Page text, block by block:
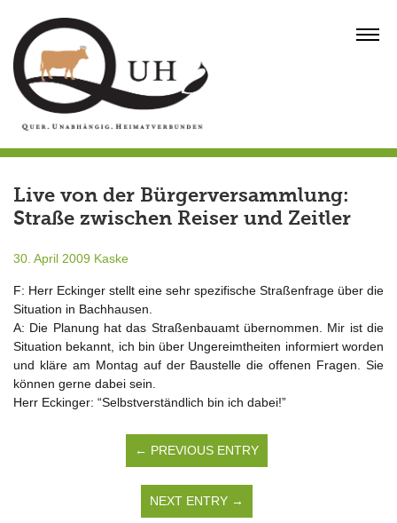
content
Live von der Bürgerversammlung:
Straße zwischen Reiser und Zeitler
30. April 2009 Kaske
F: Herr Eckinger stellt eine sehr spezifische Straßenfrage über die
Situation in Bachhausen.
A: Die Planung hat das Straßenbauamt übernommen. Mir ist die
Situation bekannt, ich bin über Ungereimtheiten informiert worden
und kläre am Montag auf der Baustelle die offenen Fragen. Sie
können gerne dabei sein.
Herr Eckinger: “Selbstverständlich bin ich dabei!”
← PREVIOUS ENTRY
NEXT ENTRY →